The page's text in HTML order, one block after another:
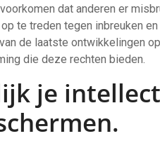
dat anderen er
te treden tegen inbreuken
de laatste ontwikkelingen
die deze rechten bieden.
je